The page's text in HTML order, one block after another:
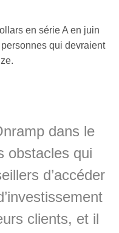
en série A en juin
qui devraient
dans le
obstacles qui
d’accéder
clients, et il